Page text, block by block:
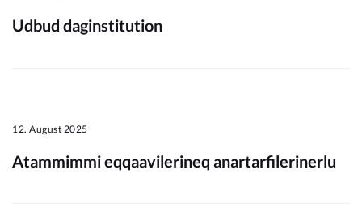
Udbud daginstitution
12. August 2025
Atammimmi eqqaavilerineq anartarfilerinerlu